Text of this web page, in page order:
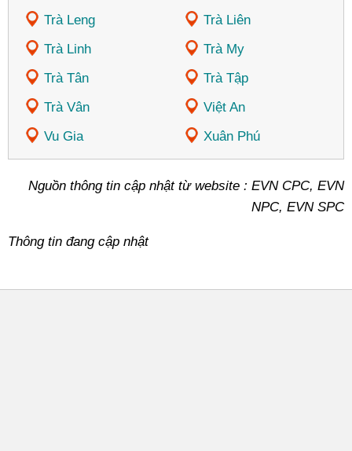
Trà Leng
Trà Liên
Trà Linh
Trà My
Trà Tân
Trà Tập
Trà Vân
Việt An
Vu Gia
Xuân Phú
Nguồn thông tin cập nhật từ website : EVN CPC, EVN
NPC, EVN SPC
Thông tin đang cập nhật